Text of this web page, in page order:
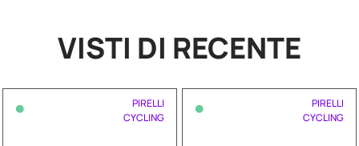
VISTI DI RECENTE
•
PIRELLI
CYCLING
•
PIRELLI
CYCLING